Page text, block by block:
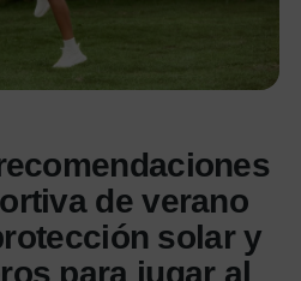
de verano
solar y
para jugar al